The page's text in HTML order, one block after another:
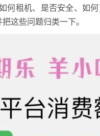
租机、是否安全、如
这些问题归类一下。